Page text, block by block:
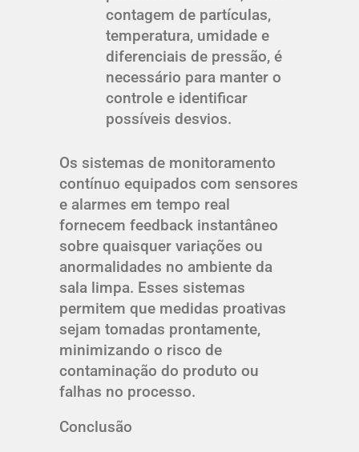
contagem de partículas,
temperatura, umidade e
diferenciais de pressão, é
necessário para manter o
controle e identificar
possíveis desvios.
Os sistemas de monitoramento
contínuo equipados com sensores
e alarmes em tempo real
fornecem feedback instantâneo
sobre quaisquer variações ou
anormalidades no ambiente da
sala limpa. Esses sistemas
permitem que medidas proativas
sejam tomadas prontamente,
minimizando o risco de
contaminação do produto ou
falhas no processo.
Conclusão